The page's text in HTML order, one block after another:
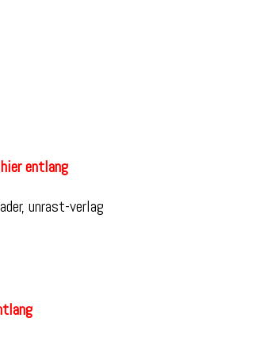
entlang
unrast-verlag